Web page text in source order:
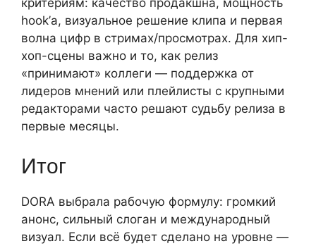
критериям: качество продакшна, мощность
hook’а, визуальное решение клипа и первая
волна цифр в стримах/просмотрах. Для хип-
хоп-сцены важно и то, как релиз
«принимают» коллеги — поддержка от
лидеров мнений или плейлисты с крупными
редакторами часто решают судьбу релиза в
первые месяцы.
Итог
DORA выбрала рабочую формулу: громкий
анонс, сильный слоган и международный
визуал. Если всё будет сделано на уровне —